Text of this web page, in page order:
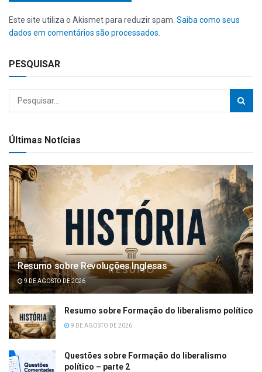
Este site utiliza o Akismet para reduzir spam. Saiba como seus
dados em comentários são processados.
PESQUISAR
Últimas Notícias
Resumo sobre Revoluções Inglesas
9 DE AGOSTO DE 2026
Resumo sobre Formação do liberalismo político
9 DE AGOSTO DE 2026
Questões sobre Formação do liberalismo
político – parte 2